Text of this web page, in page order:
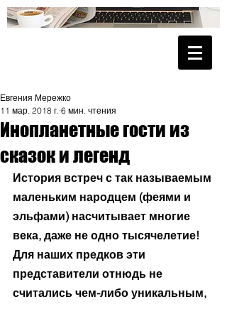
Инопланетные гости из
сказок и легенд
Евгения Мережко
11 мар. 2018 г. 6 мин. чтения
История встреч с так называемым
маленьким народцем (феями и
эльфами) насчитывает многие
века, даже не одно тысячелетие!
Для наших предков эти
представители отнюдь не
считались чем-либо уникальным,